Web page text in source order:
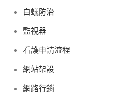
白蟻防治
監視器
看護申請流程
網站架設
網路行銷